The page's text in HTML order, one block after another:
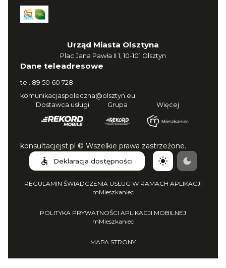
Urząd Miasta Olsztyna
Plac Jana Pawła II 1, 10-101 Olsztyn
Dane teleadresowe
tel. 89 50 60 728
komunikacjaspoleczna@olsztyn.eu
Dostawca usługi
Grupa Więcej
konsultacjejst.pl © Wszelkie prawa zastrzeżone.
Deklaracja dostępności
REGULAMIN ŚWIADCZENIA USŁUG W RAMACH APLIKACJI
mMieszkaniec
POLITYKA PRYWATNOŚCI APLIKACJI MOBILNEJ
mMieszkaniec
MAPA STRONY